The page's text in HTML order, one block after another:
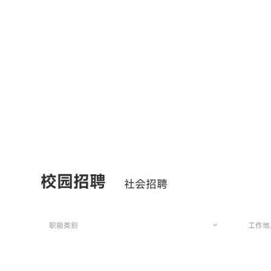
校园招聘 社会招聘
职能类别 工作